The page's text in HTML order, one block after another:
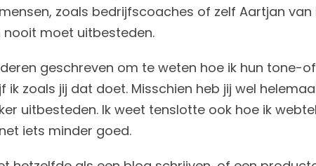
zoals bedrijfscoaches of zelf Aartjan van
nooit moet uitbesteden.
geschreven om te weten hoe ik hun tone-
ik zoals jij dat doet. Misschien heb jij wel
uitbesteden. Ik weet tenslotte ook hoe ik
iets minder goed.